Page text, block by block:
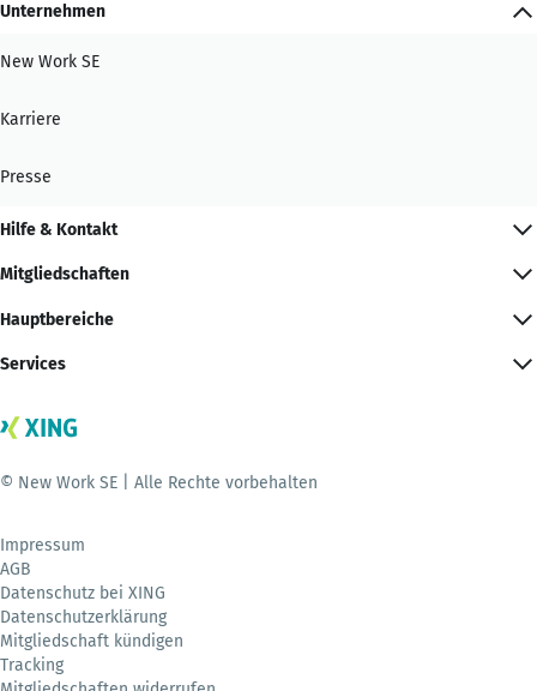
Unternehmen
New Work SE
Karriere
Presse
Hilfe & Kontakt
Mitgliedschaften
Hauptbereiche
Services
© New Work SE | Alle Rechte vorbehalten
Impressum
AGB
Datenschutz bei XING
Datenschutzerklärung
Mitgliedschaft kündigen
Tracking